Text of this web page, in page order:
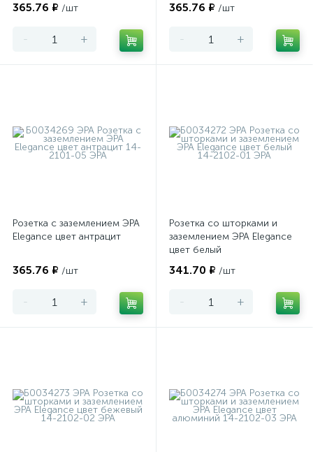
365.76 ₽ /шт
- +
365.76 ₽ /шт
- +
Розетка с заземлением ЭРА
Elegance цвет антрацит
365.76 ₽ /шт
- +
Розетка со шторками и
заземлением ЭРА Elegance
цвет белый
341.70 ₽ /шт
- +